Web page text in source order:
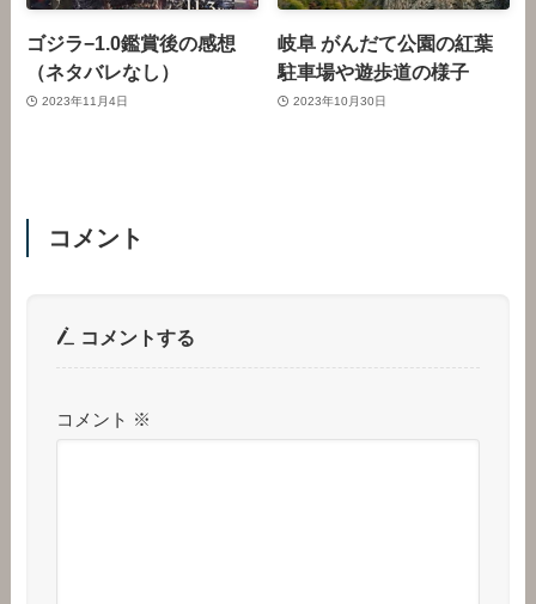
ゴジラ−1.0鑑賞後の感想
（ネタバレなし）
2023年11月4日
岐阜 がんだて公園の紅葉
駐車場や遊歩道の様子
2023年10月30日
コメント
コメントする
コメント ※